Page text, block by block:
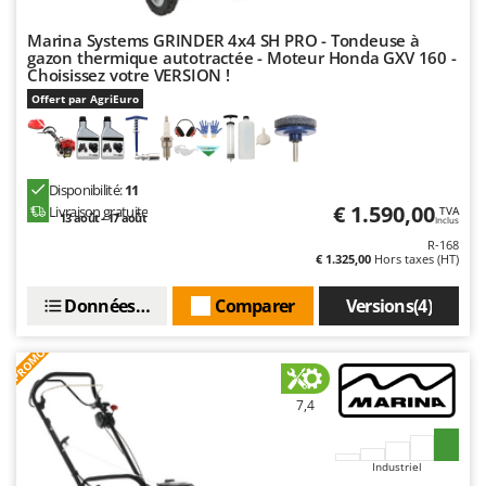
Groupes électrogènes
Gyrobroyeurs à lame pour tracteur
H
Haches - Cognées et Hachettes
Hachoirs à viande
Herses Rotatives
Lames niveleuses pour tracteur
Lieuses électriques pour vignes
M
Machines à pâtes
E
EcoFlow
Edilmark
Effeuno
Einhell
Elegen
Energy Gruppi
EuroMech
F
FAC
Fama Industrie
Famag
Marina Systems GRINDER 4x4 SH PRO - Tondeuse à
gazon thermique autotractée - Moteur Honda GXV 160 -
Choisissez votre VERSION !
Offert par AgriEuro
Disponibilité:11
Livraison gratuite
13 août - 17 août € 1.590,00 TVA
Inclus
R-168
€ 1.325,00 Hors taxes (HT)
Versions(4)
Comparer
Données techniques
PROMO
7,4
Industriel